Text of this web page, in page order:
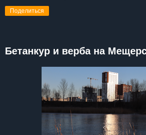
Поделиться
Бетанкур и верба на